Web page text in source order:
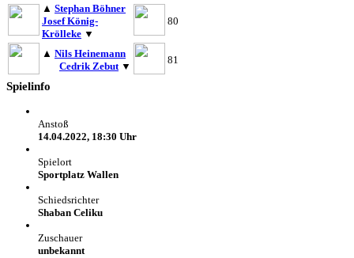
▲ Stephan Böhner
Josef König-
Krölleke ▼
80
▲ Nils Heinemann
Cedrik Zebut ▼
81
Spielinfo
Anstoß
14.04.2022, 18:30 Uhr
Spielort
Sportplatz Wallen
Schiedsrichter
Shaban Celiku
Zuschauer
unbekannt